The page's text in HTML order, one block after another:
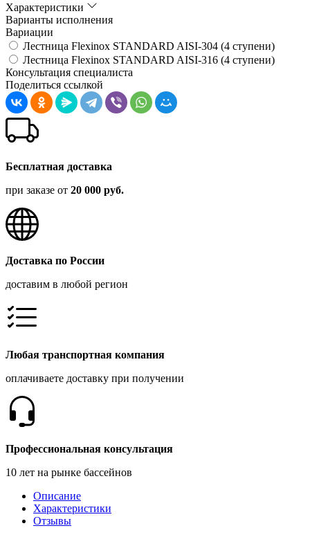
Характеристики
Варианты исполнения
Вариации
Лестница Flexinox STANDARD AISI-304 (4 ступени)
Лестница Flexinox STANDARD AISI-316 (4 ступени)
Консультация специалиста
Поделиться ссылкой
Бесплатная доставка
при заказе от 20 000 руб.
Доставка по России
доставим в любой регион
Любая транспортная компания
оплачиваете доставку при получении
Профессиональная консультация
10 лет на рынке бассейнов
Описание
Характеристики
Отзывы